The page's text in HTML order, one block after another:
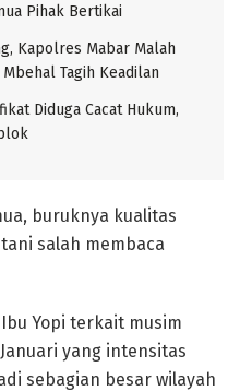
Pihak Bertikai
Kapolres Mabar Malah
Tagih Keadilan
Diduga Cacat Hukum,
buruknya kualitas
salah membaca
Yopi terkait musim
yang intensitas
sebagian besar wilayah